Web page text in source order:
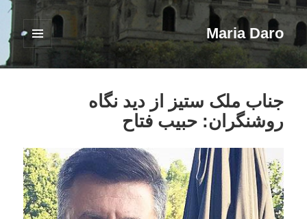
Maria Daro
فهرست
ابزارک‌ها
جناب ملک ستیز از دید نگاه
روشنگران: حبیب فتاح